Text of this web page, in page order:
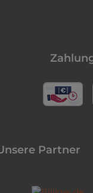
Partner